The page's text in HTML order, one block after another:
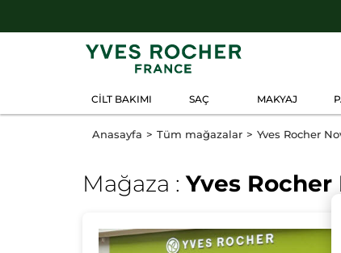
CİLT BAKIMI SAÇ MAKYAJ
Anasayfa Tüm mağazalar Yves Rocher
Mağaza :Yves